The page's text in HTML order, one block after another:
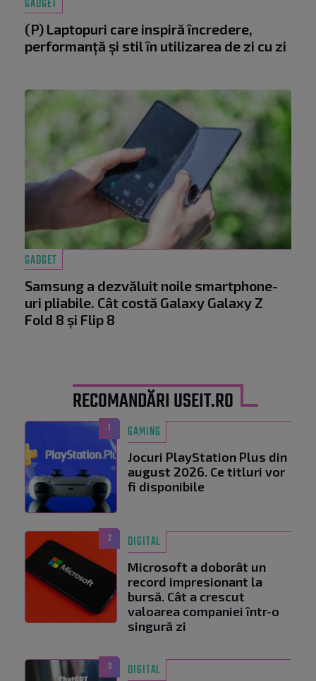
GADGET
(P) Laptopuri care inspiră încredere,
performanță și stil în utilizarea de zi cu zi
GADGET
Samsung a dezvăluit noile smartphone-
uri pliabile. Cât costă Galaxy Galaxy Z
Fold 8 și Flip 8
RECOMANDĂRI USEIT.RO
1 GAMING
Jocuri PlayStation Plus din
august 2026. Ce titluri vor
fi disponibile
2 DIGITAL
Microsoft a doborât un
record impresionant la
bursă. Cât a crescut
valoarea companiei într-o
singură zi
3 DIGITAL